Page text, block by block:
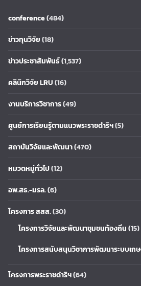
conference(484)
ข่าวทุนวิจัย(18)
ข่าวประชาสัมพันธ์(1,537)
คลินิกวิจัย LRU(16)
งานบริการวิชาการ(49)
ศูนย์การเรียนรู้ตามแนวพระราชดำริฯ(5)
สถาบันวิจัยและพัฒนา(470)
หมวดหมู่ทั่วไป(12)
อพ.สธ.-มรล.(6)
โครงการ สสส.(30)
โครงการวิจัยและพัฒนาชุมชนท้องถิ่น(15)
โครงการสนับสนุนวิชาการพัฒนาระบบเก
โครงการพระราชดำริฯ(64)